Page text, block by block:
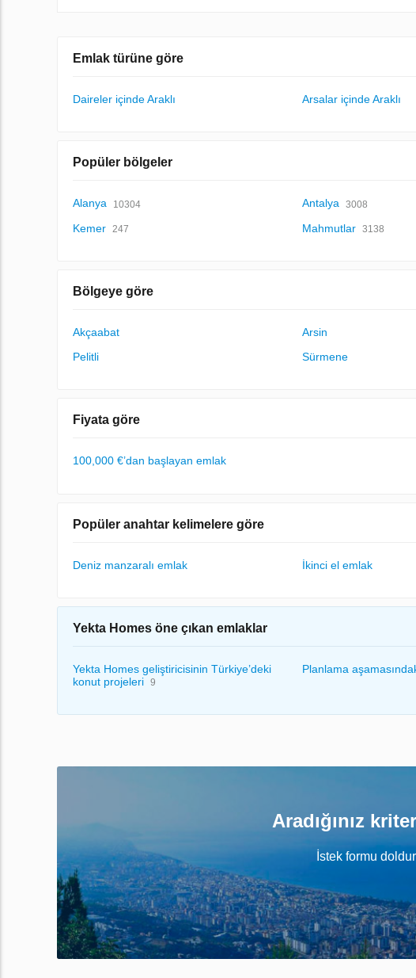
Emlak türüne göre
Daireler içinde Araklı Arsalar içinde Araklı
Popüler bölgeler
Alanya 10304 Antalya 3008
Kemer 247 Mahmutlar 3138
Bölgeye göre
Akçaabat Arsin
Pelitli
Sürmene
Fiyata göre
100,000 €’dan başlayan emlak
Popüler anahtar kelimelere göre
Deniz manzaralı emlak İkinci el emlak
Yekta Homes öne çıkan emlaklar
Yekta Homes geliştiricisinin Türkiye’deki
konut projeleri 9
Planlama
Aradığınız
İstek formu